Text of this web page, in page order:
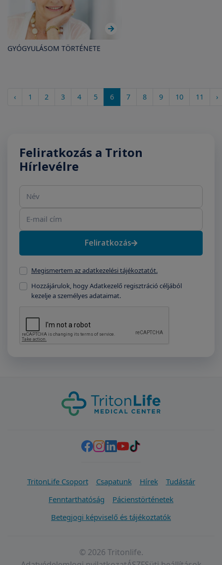
GYÓGYULÁSOM TÖRTÉNETE
‹ 1 2 3 4 5 6 7 8 9 10 11 ›
Feliratkozás a Triton
Hírlevélre
Név
E-mail cím
Feliratkozás
Megismertem az adatkezelési tájékoztatót.
Hozzájárulok, hogy Adatkezelő regisztráció céljából
kezelje a személyes adataimat.
TritonLife Csoport Csapatunk Hírek
Tudástár
Fenntarthatóság
Pácienstörténetek
Betegjogi képviselő és tájékoztatók
© 2026 Tritonlife.